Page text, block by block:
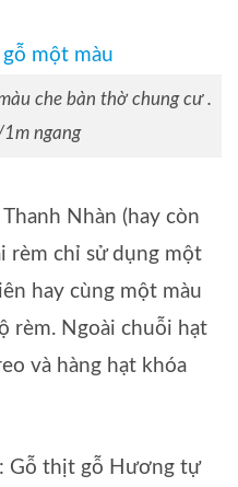
che bàn thờ chung cư .
ngang
Nhàn (hay còn
rèm chỉ sử dụng một
hay cùng một màu
rèm. Ngoài chuỗi hạt
và hàng hạt khóa
Gỗ thịt gỗ Hương tự